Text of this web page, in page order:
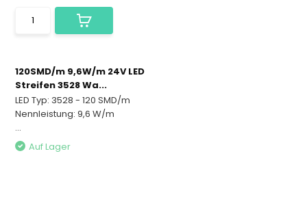
120SMD/m 9,6W/m 24V LED
Streifen 3528 Wa...
LED Typ: 3528 - 120 SMD/m
Nennleistung: 9,6 W/m
...
Auf Lager